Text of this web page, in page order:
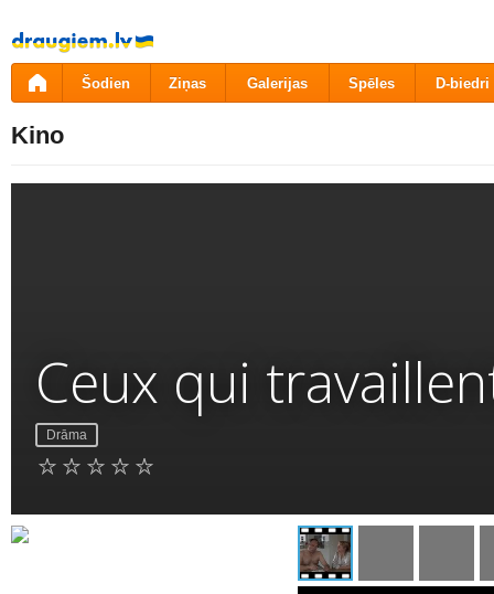
Pāriet
uz
saturu
Šodien Ziņas Galerijas Spēles D-biedri
Kino
Ceux qui
Drāma